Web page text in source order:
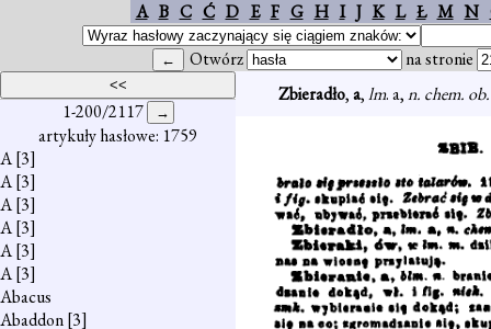
A B C Ć D E F G H I J K L Ł M N
Otwórz na stronie
1-200/2117
artykuły hasłowe: 1759
A[3]
A[3]
A[3]
A[3]
A[3]
A[3]
Abacus
Abaddon[3]
Zbieradło,a,lm. a,n. chem.